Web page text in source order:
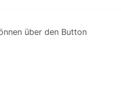
über den Button